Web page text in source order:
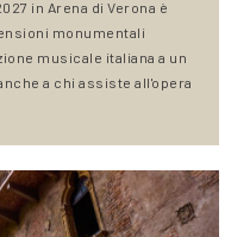
in Arena di Verona è
monumentali
musicale italiana a un
a chi assiste all'opera